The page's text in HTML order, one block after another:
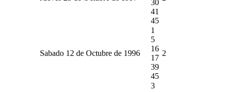
30
41
45
Sabado 12 de Octubre de 1996
1
5
16
17
39
45
2
3